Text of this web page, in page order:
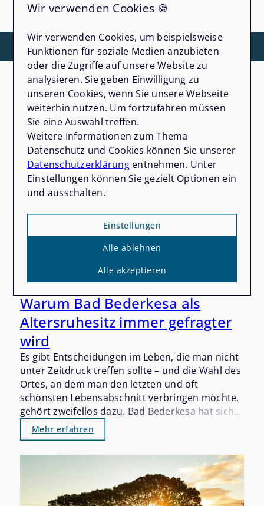
Senden
Mehr zum Thema
Alle ansehen
Warum Bad Bederkesa als
Altersruhesitz immer gefragter
wird
Es gibt Entscheidungen im Leben, die man nicht
unter Zeitdruck treffen sollte – und die Wahl des
Ortes, an dem man den letzten und oft
schönsten Lebensabschnitt verbringen möchte,
gehört zweifellos dazu. Bad Bederkesa hat sich
in den vergangenen Jahren still und beständig
als einer der gefragtesten Altersruhesitze im
Landkreis Cuxhaven etabliert. Wer einmal hier
Mehr erfahren
Wir verwenden Cookies 🍪
Wir verwenden Cookies, um beispielsweise
Funktionen für soziale Medien anzubieten
oder die Zugriffe auf unsere Website zu
analysieren. Sie geben Einwilligung zu
unseren Cookies, wenn Sie unsere Webseite
weiterhin nutzen. Um fortzufahren müssen
Sie eine Auswahl treffen.
Weitere Informationen zum Thema
Datenschutz und Cookies können Sie unserer
Datenschutzerklärungentnehmen. Unter
Einstellungen können Sie gezielt Optionen ein
und ausschalten.
Einstellungen
Alle ablehnen
Alle akzeptieren